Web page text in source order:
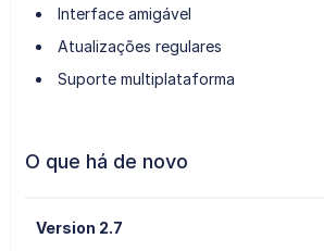
Interface amigável
Atualizações regulares
Suporte multiplataforma
O que há de novo
Version 2.7